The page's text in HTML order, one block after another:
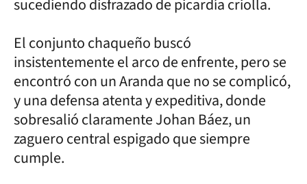
sucediendo disfrazado de picardía criolla.
El conjunto chaqueño buscó
insistentemente el arco de enfrente, pero se
encontró con un Aranda que no se complicó,
y una defensa atenta y expeditiva, donde
sobresalió claramente Johan Báez, un
zaguero central espigado que siempre
cumple.